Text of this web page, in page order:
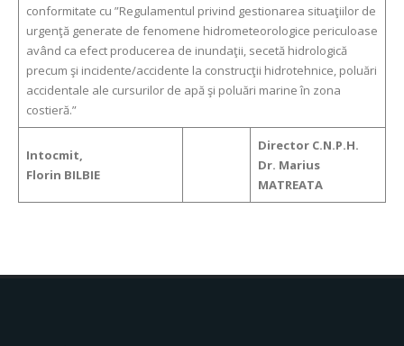
conformitate cu ”Regulamentul privind gestionarea situaţiilor de
urgenţă generate de fenomene hidrometeorologice periculoase
având ca efect producerea de inundaţii, secetă hidrologică
precum şi incidente/accidente la construcţii hidrotehnice, poluări
accidentale ale cursurilor de apă şi poluări marine în zona
costieră.”
Intocmit,
Florin BILBIE
Director C.N.P.H.
Dr. Marius
MATREATA